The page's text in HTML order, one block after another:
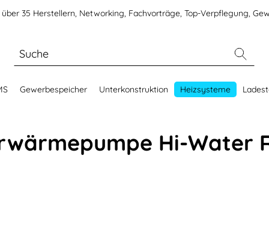
35 Herstellern, Networking, Fachvorträge, Top-Verpflegung,
Gewerbespeicher Unterkonstruktion Heizsysteme
Hi-Water